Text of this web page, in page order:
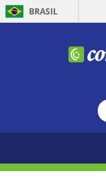
BRASIL